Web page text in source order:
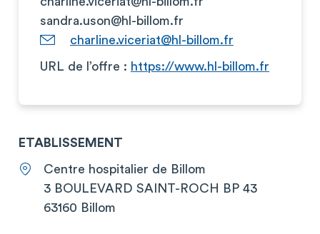
sandra.uson@hl-billom.fr
charline.viceriat@hl-billom.fr
URL de l’offre : https://www.hl-billom.fr
ETABLISSEMENT
Centre hospitalier de Billom
3 BOULEVARD SAINT-ROCH BP 43
63160 Billom